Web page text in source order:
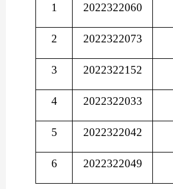
1 2022322060
2 2022322073
3 2022322152
4 2022322033
5 2022322042
6 2022322049